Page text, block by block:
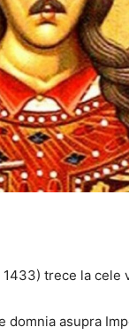
trece la cele
asupra